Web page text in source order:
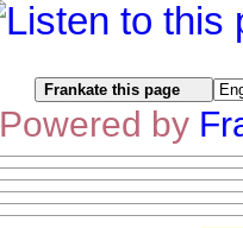
Powered by